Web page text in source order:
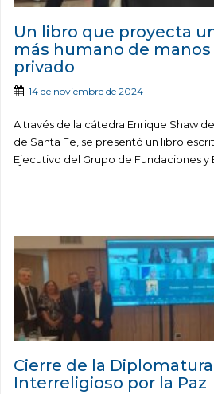
Un libro que proyecta
más humano de
privado
14 de noviembre de 2024
A través de la cátedra Enrique Shaw
de Santa Fe, se presentó un libro
Ejecutivo del Grupo de Fundaciones y
Cierre de la
Interreligioso por la Paz